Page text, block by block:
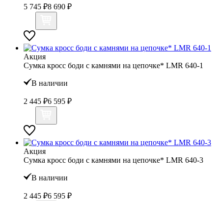
5 745 ₽8 690 ₽
Акция
Сумка кросс боди с камнями на цепочке* LMR 640-1
В наличии
2 445 ₽6 595 ₽
Акция
Сумка кросс боди с камнями на цепочке* LMR 640-3
В наличии
2 445 ₽6 595 ₽